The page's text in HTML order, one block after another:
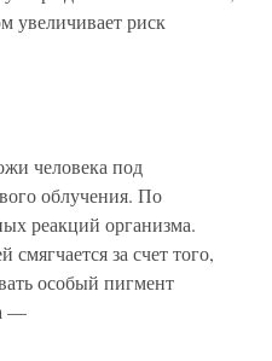
увеличивает риск
человека под
облучения. По
реакций организма.
за счет того,
особый пигмент
—